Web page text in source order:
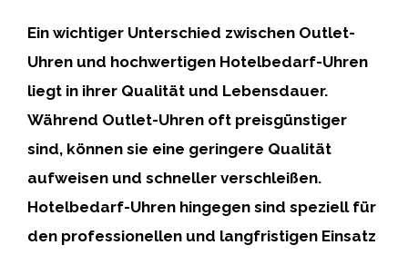
Ein wichtiger Unterschied zwischen Outlet-
Uhren und hochwertigen Hotelbedarf-Uhren
liegt in ihrer Qualität und Lebensdauer.
Während Outlet-Uhren oft preisgünstiger
sind, können sie eine geringere Qualität
aufweisen und schneller verschleißen.
Hotelbedarf-Uhren hingegen sind speziell für
den professionellen und langfristigen Einsatz